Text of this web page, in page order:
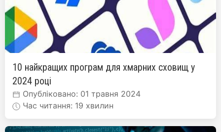
10 найкращих програм для хмарних сховищ у
2024 році
Опубліковано: 01 травня 2024
Час читання: 19 хвилин